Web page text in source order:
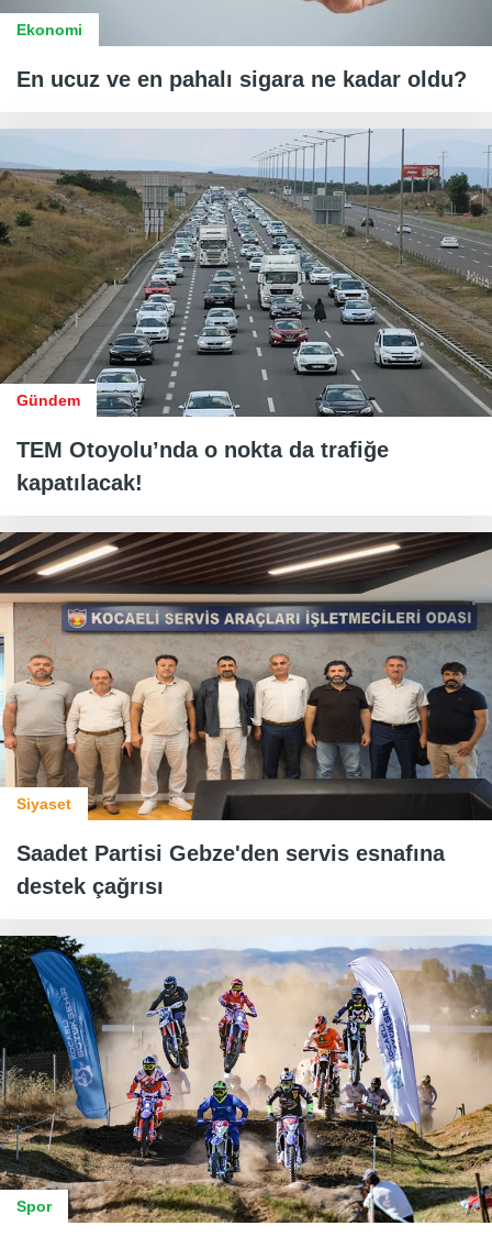
Ekonomi
En ucuz ve en pahalı sigara ne kadar oldu?
Gündem
TEM Otoyolu’nda o nokta da trafiğe
kapatılacak!
Siyaset
Saadet Partisi Gebze'den servis esnafına
destek çağrısı
Spor